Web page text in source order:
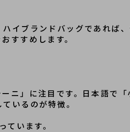
イブランドバッグであれば
すすめします。
ニ」に注目です。日本語で「
いるのが特徴。
います。